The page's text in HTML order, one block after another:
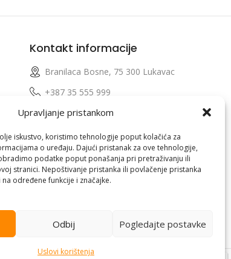
Upravljanje pristankom
iskustvo, koristimo tehnologije poput kolačića za
o uređaju. Dajući pristanak za ove tehnologije,
podatke poput ponašanja pri pretraživanju ili
stranici. Nepoštivanje pristanka ili povlačenje pristanka
određene funkcije i značajke.
Odbij Pogledajte postavke
Uslovi korištenja
Kontakt informacije
Branilaca Bosne, 75 300 Lukavac
+387 35 555 999
info@pconer.ba
ID: 4210115760008
PDV : 210115760008